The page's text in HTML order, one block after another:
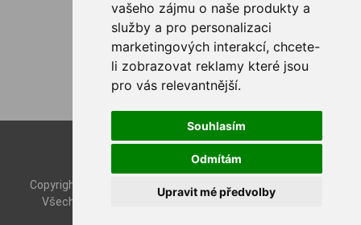
vašeho zájmu o naše produkty a
služby a pro personalizaci
marketingových interakcí, chcete-
li zobrazovat reklamy které jsou
pro vás relevantnější.
Souhlasím
Odmítám
Upravit mé předvolby
MOŽNOSTI PLATBY
Nop-Templates.com
Copyright © 2026 Rybashop CZ. Všechna práva vyhrazena.
Všechny ceny jsou zapsány včetně daně. Bez